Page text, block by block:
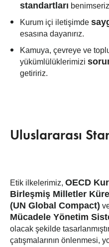
standartları
Kurum içi iletişimde
esasına dayanırız.
Kamuya, çevreye ve
yükümlülüklerimizi
getiririz.
Uluslararası
Etik ilkelerimiz, OECD
Birleşmiş Milletler
(UN Global Compact)
Mücadele Yönetim
olacak şekilde
çatışmalarının önlenmesi,